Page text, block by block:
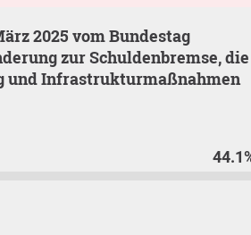
zur Schuldenbremse, die
und Infrastrukturmaßnahmen